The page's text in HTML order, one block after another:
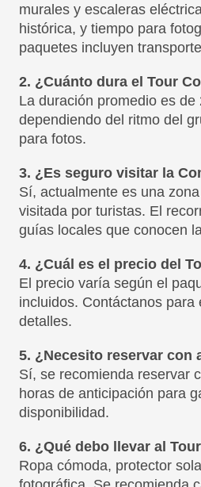
murales y escaleras
histórica, y tiempo para
paquetes incluyen
2. ¿Cuánto dura el Tour
La duración promedio es de
dependiendo del ritmo del
para fotos.
3. ¿Es seguro visitar la
Sí, actualmente es una
visitada por turistas. El
guías locales que conocen
4. ¿Cuál es el precio del
El precio varía según el
incluidos. Contáctanos para
detalles.
5. ¿Necesito reservar con
Sí, se recomienda reservar
horas de anticipación para
disponibilidad.
6. ¿Qué debo llevar al
Ropa cómoda, protector